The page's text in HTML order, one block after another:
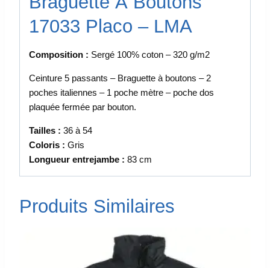
17033 Placo – LMA
Composition : Sergé 100% coton – 320 g/m2
Ceinture 5 passants – Braguette à boutons – 2
poches italiennes – 1 poche mètre – poche dos
plaquée fermée par bouton.
Tailles : 36 à 54
Coloris : Gris
Longueur entrejambe : 83 cm
Produits Similaires